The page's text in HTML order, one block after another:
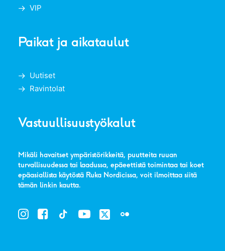
VIP
Paikat ja aikataulut
Uutiset
Ravintolat
Vastuullisuustyökalut
Mikäli havaitset ympäristörikkeitä, puutteita ruuan
turvallisuudessa tai laadussa, epäeettistä toimintaa tai koet
epäasiallista käytöstä Ruka Nordicissa, voit ilmoittaa siitä
tämän linkin kautta.